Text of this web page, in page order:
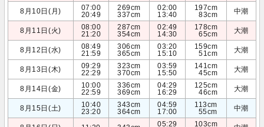
8月10日(月)
07:00
20:49
269cm
337cm
02:00
13:40
197cm
83cm
中潮
8月11日(火)
08:00
21:20
287cm
354cm
02:49
14:30
178cm
65cm
大潮
8月12日(水)
08:49
21:59
306cm
365cm
03:20
15:10
159cm
51cm
大潮
8月13日(木)
09:29
22:29
323cm
370cm
03:59
15:50
141cm
45cm
大潮
8月14日(金)
10:00
22:59
336cm
369cm
04:29
16:29
125cm
46cm
大潮
8月15日(土)
10:40
23:20
343cm
364cm
04:59
17:00
113cm
55cm
中潮
05:29
103cm